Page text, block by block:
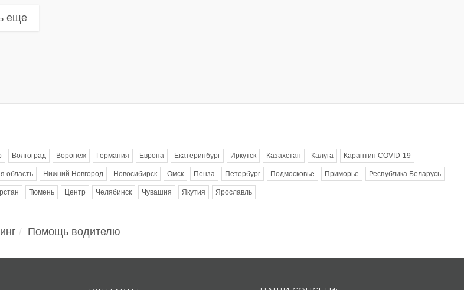
еще
Волгоград Воронеж Германия Европа Екатеринбург Иркутск Казахстан Калуга Карантин COVID-19
область Нижний Новгород Новосибирск Омск Пенза Петербург Подмосковье Приморье Республика Беларусь
Тюмень Центр Челябинск Чувашия Якутия Ярославль
Помощь водителю